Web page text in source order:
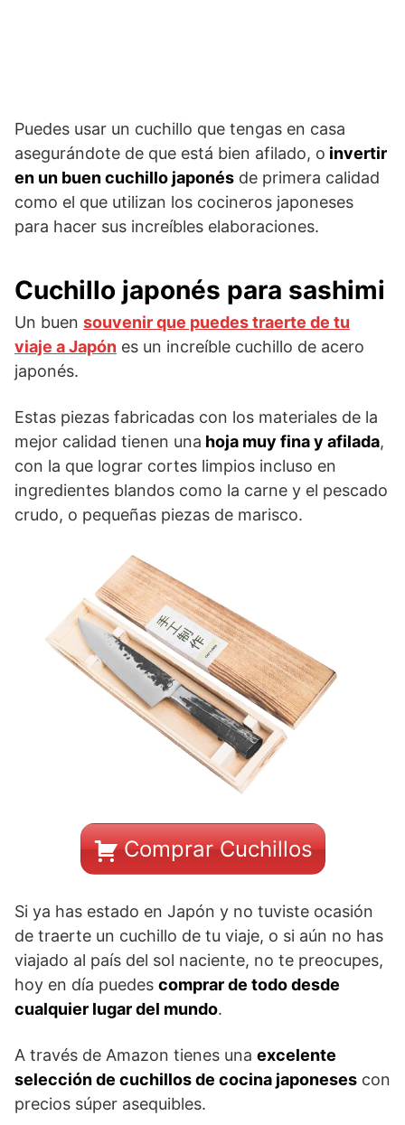
Puedes usar un cuchillo que tengas en casa
asegurándote de que está bien afilado, o invertir
en un buen cuchillo japonés de primera calidad
como el que utilizan los cocineros japoneses
para hacer sus increíbles elaboraciones.
Cuchillo japonés para sashimi
Un buen souvenir que puedes traerte de tu
viaje a Japón es un increíble cuchillo de acero
japonés.
Estas piezas fabricadas con los materiales de la
mejor calidad tienen una hoja muy fina y afilada,
con la que lograr cortes limpios incluso en
ingredientes blandos como la carne y el pescado
crudo, o pequeñas piezas de marisco.
Comprar Cuchillos
Si ya has estado en Japón y no tuviste ocasión
de traerte un cuchillo de tu viaje, o si aún no has
viajado al país del sol naciente, no te preocupes,
hoy en día puedes comprar de todo desde
cualquier lugar del mundo.
A través de Amazon tienes una excelente
selección de cuchillos de cocina japoneses con
precios súper asequibles.